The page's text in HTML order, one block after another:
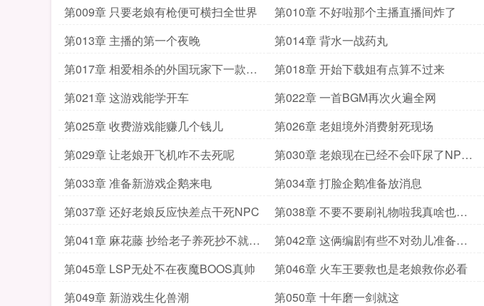
跑
第009章 只要老娘有枪便可横扫全世界
第010章 不好啦那个主播直播间炸了
第013章 主播的第一个夜晚
第014章 背水一战药丸
第017章 相爱相杀的外国玩家下一款游
戏
第018章 开始下载姐有点算不过来
第021章 这游戏能学开车
第022章 一首BGM再次火遍全网
第025章 收费游戏能赚几个钱儿
第026章 老姐境外消费射死现场
第029章 让老娘开飞机咋不去死呢
第030章 老娘现在已经不会吓尿了NPC
是林飞
第033章 准备新游戏企鹅来电 第034章 打脸企鹅准备放消息
第037章 还好老娘反应快差点干死NPC
第038章 不要不要刷礼物啦我真啥也不
知道
第041章 麻花藤 抄给老子养死抄不就钱
嘛
第042章 这俩编剧有些不对劲儿准备培
训小姐姐
第045章 LSP无处不在夜魔BOOS真帅
第046章 火车王要救也是老娘救你必看
第049章 新游戏生化兽潮
第050章 十年磨一剑就这